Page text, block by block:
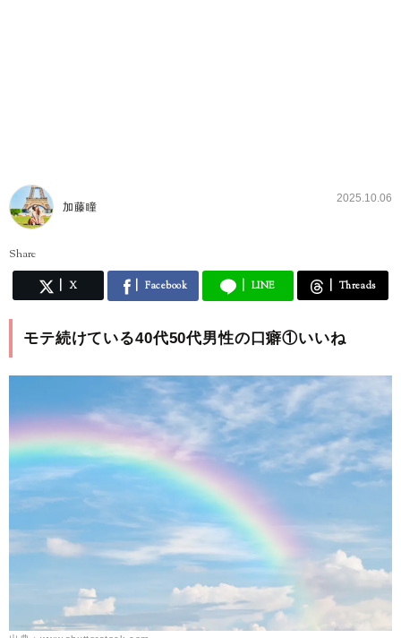
加藤瞳
2025.10.06
Share
X Facebook LINE Threads
モテ続けている40代50代男性の口癖①いいね